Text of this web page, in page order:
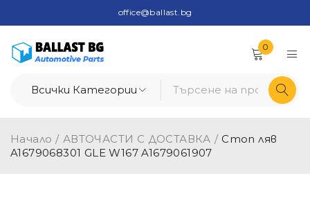
office@ballast.bg
0
Начало / АВТОЧАСТИ С ДОСТАВКА / Стоп ляв
A1679068301 GLE W167 A1679061907